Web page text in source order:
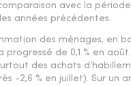
avec la
années précédentes.
des ménages, en
progressé de 0,1 % en
des achats
-2,6 % en juillet). Sur un